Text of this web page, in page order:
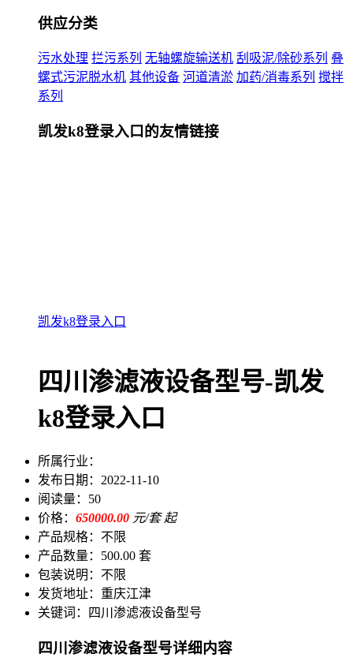
供应分类
污水处理 拦污系列 无轴螺旋输送机 刮吸泥/除砂系列 叠
螺式污泥脱水机 其他设备 河道清淤 加药/消毒系列 搅拌
系列
凯发k8登录入口的友情链接
凯发k8登录入口
四川渗滤液设备型号-凯发
k8登录入口
所属行业：
发布日期： 2022-11-10
阅读量： 50
价格： 650000.00 元/套 起
产品规格： 不限
产品数量： 500.00 套
包装说明： 不限
发货地址： 重庆江津
关键词：
四川渗滤液设备型号
四川渗滤液设备型号详细内容